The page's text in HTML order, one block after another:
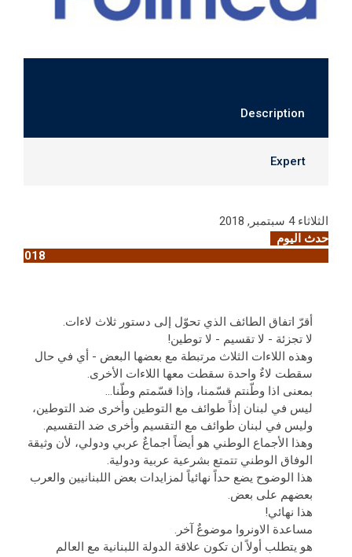
Description
Expert
الثلاثاء 4 سبتمبر, 2018
حدث اليوم
/9/2018
أقرّ اتفاق الطائف الذي تحوّل إلى دستور ثلاث لاءات.
لا تجزئة - لا تقسيم - لا توطين!
وهذه اللاءات الثلاث مرتبطة مع بعضها البعض - أي في حال
سقطت لاءٌ واحدة سقطت معها اللاءات الأخرى.
بمعنى اذا وطّنتم قسّمنا، وإذا قسّمتم وطّنا…
ليس في لبنان إذاً طوائف مع التوطين وأخرى ضد التوطين،
وليس في لبنان طوائف مع التقسيم وأخرى ضد التقسيم.
وهذا الأجماع الوطني هو أيضاً اجماعٌ عربي ودولي، لأن وثيقة
الوفاق الوطني تتمتع بشرعية عربية ودولية.
هذا الوضوح يضع حداً نهائياً لمزايدات بعض اللبنانيين والعرب
بعضهم على بعض.
هذا نهائي!
مساعدة الاونروا موضوعٌ آخر.
هو يتطلب أولاً ان تكون علاقة الدولة اللبنانية مع العالم